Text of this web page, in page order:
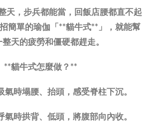
天，步兵都能當，回飯店腰都直不起
簡單的瑜伽「**貓牛式**」，就能幫
天的疲勞和僵硬都趕走。
**貓牛式怎麼做？**
時塌腰、抬頭，感受脊柱下沉。
時拱背、低頭，將腹部向內收。